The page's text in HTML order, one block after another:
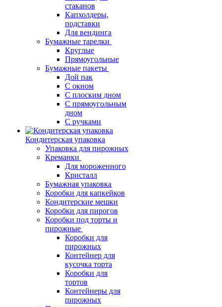
стаканов
Капхолдеры,
подставки
Для вендинга
Бумажные тарелки
Круглые
Прямоугольные
Бумажные пакеты
Дой пак
С окном
С плоским дном
С прямоугольным
дном
С ручками
Кондитерская упаковка
Упаковка для пирожных
Креманки
Для мороженного
Кристалл
Бумажная упаковка
Коробки для капкейков
Кондитерские мешки
Коробки для пирогов
Коробки под торты и
пирожные
Коробки для
пирожных
Контейнер для
кусочка торта
Коробки для
тортов
Контейнеры для
пирожных